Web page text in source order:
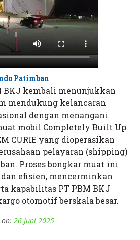
Patimban
BKJ kembali menunjukkan
mendukung kelancaran
dengan menangani
mobil Completely Built Up
CURIE yang dioperasikan
pelayaran (shipping)
Proses bongkar muat ini
efisien, mencerminkan
kapabilitas PT PBM BKJ
otomotif berskala besar.
on: 26 Juni 2025